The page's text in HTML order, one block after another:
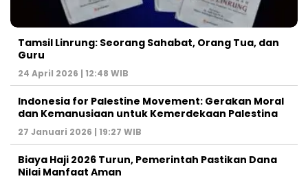
Tamsil Linrung: Seorang Sahabat, Orang Tua, dan
Guru
24 April 2026 | 12:48 WIB
Indonesia for Palestine Movement: Gerakan Moral
dan Kemanusiaan untuk Kemerdekaan Palestina
27 Januari 2026 | 19:27 WIB
Biaya Haji 2026 Turun, Pemerintah Pastikan Dana
Nilai Manfaat Aman